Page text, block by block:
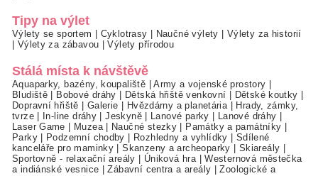
Tipy na výlet
Výlety se sportem | Cyklotrasy | Naučné výlety | Výlety za historií
| Výlety za zábavou |Výlety přírodou
Stálá místa k návštěvě
Aquaparky, bazény, koupaliště |Army a vojenské prostory |
Bludiště | Bobové dráhy | Dětská hřiště venkovní | Dětské koutky |
Dopravní hřiště | Galerie | Hvězdárny a planetária | Hrady, zámky,
tvrze| In-line dráhy |Jeskyně| Lanové parky | Lanové dráhy |
Laser Game | Muzea| Naučné stezky | Památky a památníky |
Parky| Podzemní chodby | Rozhledny a vyhlídky | Sdílené
kanceláře pro maminky |Skanzeny a archeoparky | Skiareály |
Sportovně - relaxační areály | Úniková hra |Westernová městečka
a indiánské vesnice |Zábavní centra a areály |Zoologické a